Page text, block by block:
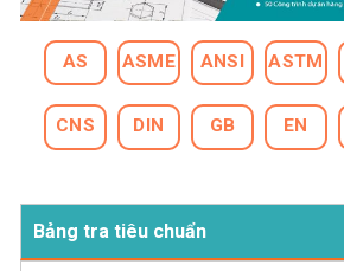
AS ASME ANSI ASTM
CNS DIN GB EN
Bảng tra tiêu chuẩn